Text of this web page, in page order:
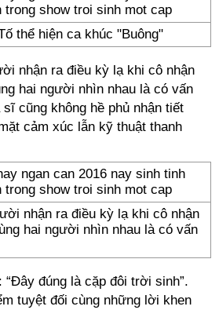
thể hiện ca khúc "Buông"
nhận ra điều kỳ lạ khi cô nhận
hai người nhìn nhau là có vấn
cũng không hề phủ nhận tiết
cảm xúc lẫn kỹ thuật thanh
nhận ra điều kỳ lạ khi cô nhận
hai người nhìn nhau là có vấn
“Đây đúng là cặp đôi trời sinh”.
tuyệt đối cùng những lời khen